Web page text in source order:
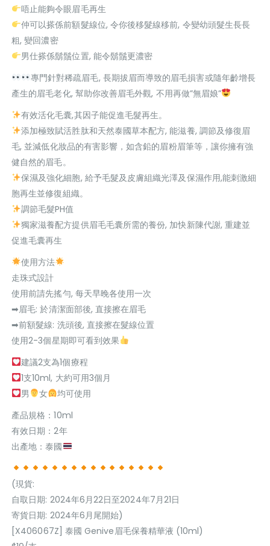
唔止能夠令眼眉毛再生
仲可以搽係前額髮線位, 令你後移髮線移前, 令變幼頭髮生長長
粗, 變回濃密
男仕搽係鬍鬚位置, 能令鬍鬚更濃密
專門針對稀疏眉毛, 長期拔眉而導致的眉毛損害或隨年齡增長
產生的眉毛老化, 幫助你改善眉毛外觀, 不用再做”無眉娘”
有效活化毛囊,其因子能促進毛髮再生。
添加極致賦活胜肽和天然泰國草本配方, 能滋養, 調節及修復眉
毛, 並減低化妝品的有害影響，如含鉛的眉粉眉筆等，讓你擁有強
健自然的眉毛。
保濕及強化細胞, 給予毛髮及皮膚組織光澤及保濕作用,能刺激細
胞再生並修復組織。
調節毛髮PH值
獨家滋養配方提供眉毛毛囊所需的養份, 加快新陳代謝, 重建並
促進毛囊再生
使用方法
走珠式設計
使用前請先搖勻, 每天早晚各使用一次
➡眉毛: 於清潔面部後, 直接擦在眉毛
➡前額髮線: 洗頭後, 直接擦在髮線位置
使用2-3個星期即可看到效果
建議2支為1個療程
1支10ml, 大約可用3個月
男
女
均可使用
產品規格：10ml
有效日期：2年
出產地：泰國
(現貨:
自取日期: 2024年6月22日至2024年7月21日
寄貨日期: 2024年6月尾開始)
[X406067Z] 泰國 Genive眉毛保養精華液 (10ml)